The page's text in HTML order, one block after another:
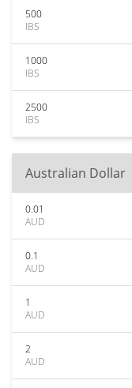
500
IBS
1000
IBS
2500
IBS
Australian Dollar
0.01
AUD
0.1
AUD
1
AUD
2
AUD